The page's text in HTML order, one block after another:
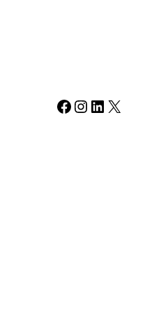
Facebook Instagram LinkedIn X